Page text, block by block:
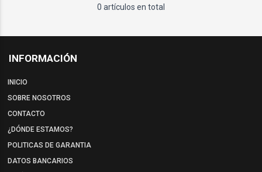
0 artículos en total
INFORMACIÓN
INICIO
SOBRE NOSOTROS
CONTACTO
¿DÓNDE ESTAMOS?
POLITICAS DE GARANTIA
DATOS BANCARIOS